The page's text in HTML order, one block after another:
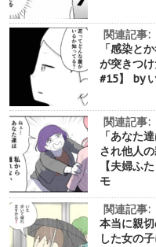
関連記事:
「感染と
が突きつ
#15】 by
関連記事:
「あなた
され他人
【夫婦ふ
モ
関連記事:
本当に親
した女の